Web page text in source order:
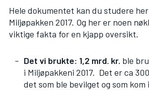
Hele dokumentet kan du studere
Miljøpakken 2017. Og her er noen
viktige fakta for en kjapp oversikt.
Det vi brukte: 1,2 mrd. kr. ble
i Miljøpakkeni 2017. Det er ca
det som ble bevilget og som kom